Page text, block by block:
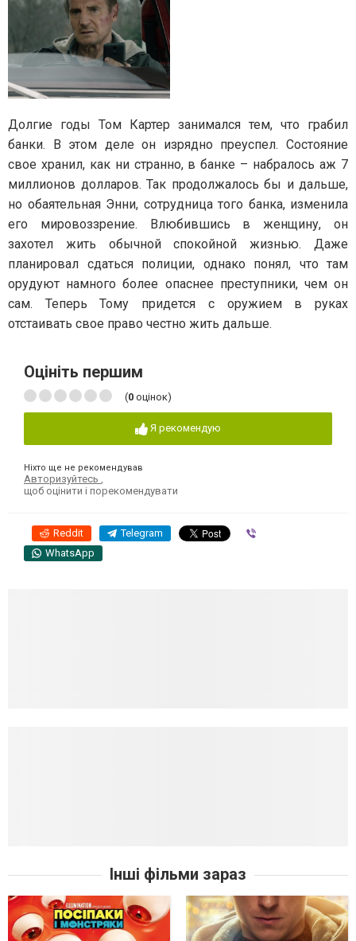
Долгие годы Том Картер занимался тем, что грабил
банки. В этом деле он изрядно преуспел. Состояние
свое хранил, как ни странно, в банке – набралось аж 7
миллионов долларов. Так продолжалось бы и дальше,
но обаятельная Энни, сотрудница того банка, изменила
его мировоззрение. Влюбившись в женщину, он
захотел жить обычной спокойной жизнью. Даже
планировал сдаться полиции, однако понял, что там
орудуют намного более опаснее преступники, чем он
сам. Теперь Тому придется с оружием в руках
отстаивать свое право честно жить дальше.
Оцініть першим
(0 оцінок)
Я рекомендую
Ніхто ще не рекомендував
Авторизуйтесь
щоб оцінити і порекомендувати
Reddit Telegram
WhatsApp
Інші фільми зараз